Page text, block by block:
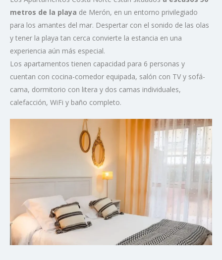
metros de la playa de Merón, en un entorno privilegiado
para los amantes del mar. Despertar con el sonido de las olas
y tener la playa tan cerca convierte la estancia en una
experiencia aún más especial.
Los apartamentos tienen capacidad para 6 personas y
cuentan con cocina-comedor equipada, salón con TV y sofá-
cama, dormitorio con litera y dos camas individuales,
calefacción, WiFi y baño completo.